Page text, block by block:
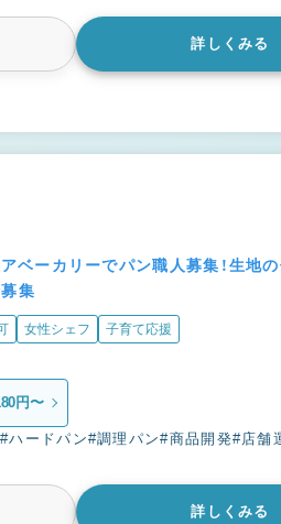
詳しくみる
ーカリーでパン職人募集！生地
集
女性シェフ 子育て応援
円〜
#ハードパン#調理パン#商品開発#店舗
詳しくみる